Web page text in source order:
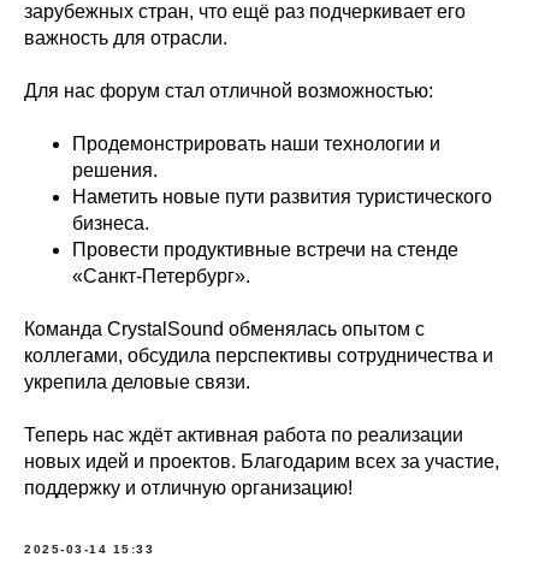
зарубежных стран, что ещё раз подчеркивает его
важность для отрасли.
Для нас форум стал отличной возможностью:
Продемонстрировать наши технологии и
решения.
Наметить новые пути развития туристического
бизнеса.
Провести продуктивные встречи на стенде
«Санкт-Петербург».
Команда CrystalSound обменялась опытом с
коллегами, обсудила перспективы сотрудничества и
укрепила деловые связи.
Теперь нас ждёт активная работа по реализации
новых идей и проектов. Благодарим всех за участие,
поддержку и отличную организацию!
2025-03-14 15:33